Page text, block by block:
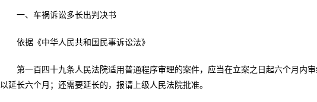
一、车祸诉讼多长出判决书
依据《中华人民共和国民事诉讼法》
第一百四十九条人民法院适用普通程序审理的案件，应当在立案之日起六个月内
以延长六个月；还需要延长的，报请上级人民法院批准。